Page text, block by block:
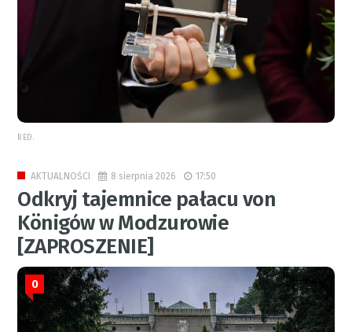
RED.
AKTUALNOŚCI 8 sierpnia 2026 17:50
Odkryj tajemnice pałacu von
Königów w Modzurowie
[ZAPROSZENIE]
0